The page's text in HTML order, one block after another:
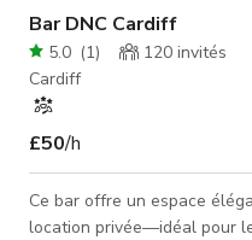
Bar DNC Cardiff
5.0 (1) 120 invités
Cardiff
£50/h
Ce bar offre un espace
location privée—idéal pour